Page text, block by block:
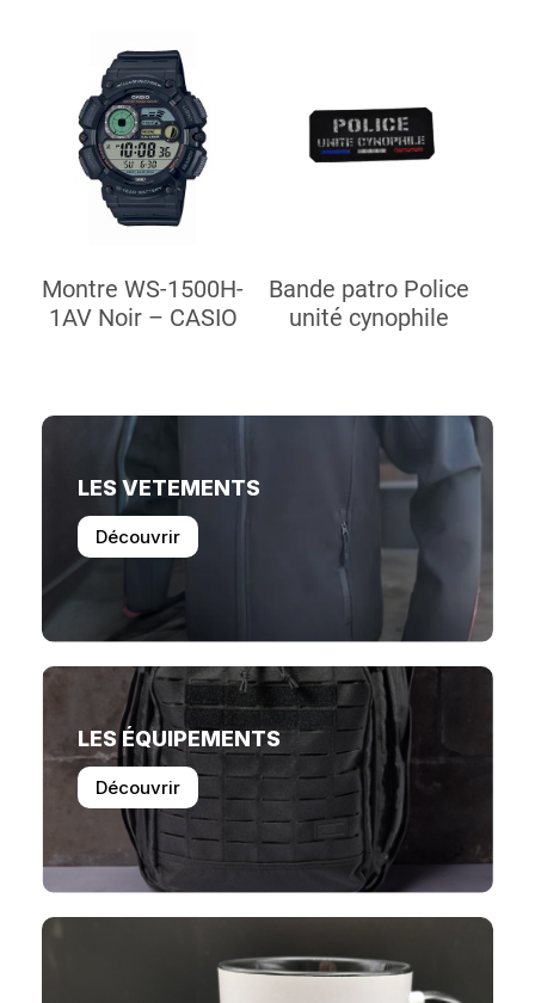
Montre WS-1500H-
1AV Noir – CASIO
Bande patro Police
unité cynophile
LES VETEMENTS
Découvrir
LES ÉQUIPEMENTS
Découvrir